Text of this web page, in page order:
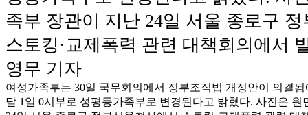
여성가족부는 30일 국무회의에서 정부조직법 개정안이 의결
달 1일 0시부로 성평등가족부로 변경된다고 밝혔다. 사진은